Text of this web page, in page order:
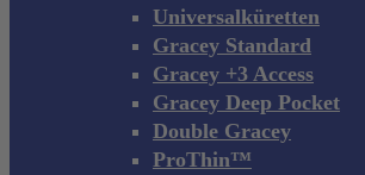
Universalküretten
Gracey Standard
Gracey +3 Access
Gracey Deep Pocket
Double Gracey
ProThin™